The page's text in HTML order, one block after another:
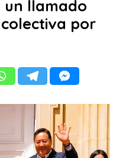
un llamado
por